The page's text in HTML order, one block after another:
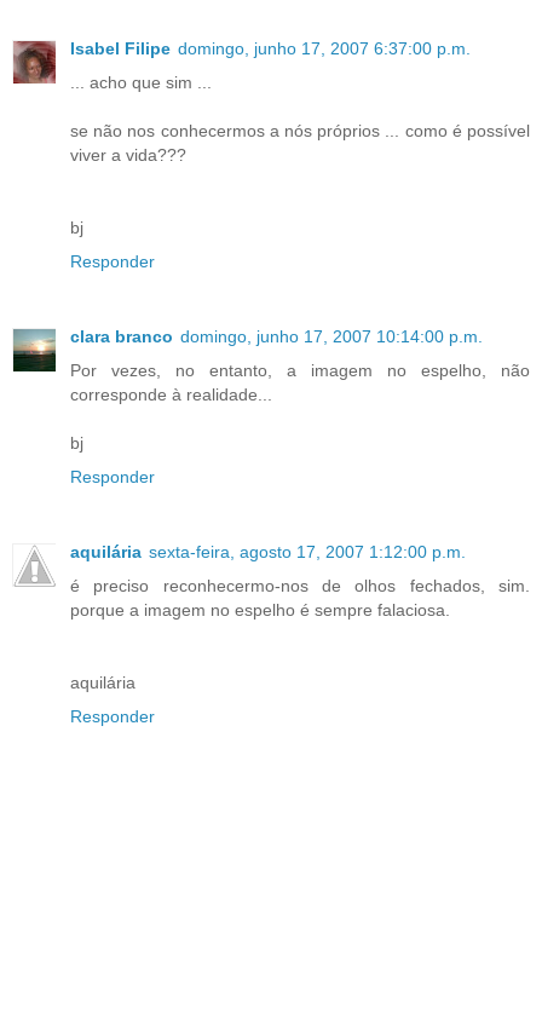
Isabel Filipe domingo, junho 17, 2007 6:37:00 p.m.
... acho que sim ...
se não nos conhecermos a nós próprios ... como é possível
viver a vida???
bj
Responder
clara branco domingo, junho 17, 2007 10:14:00 p.m.
Por vezes, no entanto, a imagem no espelho, não
corresponde à realidade...
bj
Responder
aquilária sexta-feira, agosto 17, 2007 1:12:00 p.m.
é preciso reconhecermo-nos de olhos fechados, sim.
porque a imagem no espelho é sempre falaciosa.
aquilária
Responder